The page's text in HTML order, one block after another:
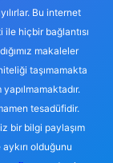
Bu internet
hiçbir bağlantısı
makaleler
taşımamakta
tesadüfidir.
bir bilgi paylaşım
olduğunu